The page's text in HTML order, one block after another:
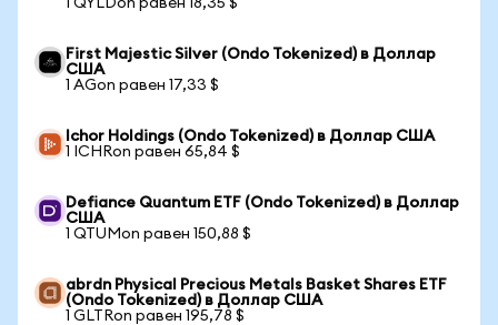
1 QYLDon равен 18,35 $
First Majestic Silver (Ondo Tokenized) в Доллар
США
1 AGon равен 17,33 $
Ichor Holdings (Ondo Tokenized) в Доллар США
1 ICHRon равен 65,84 $
Defiance Quantum ETF (Ondo Tokenized) в Доллар
США
1 QTUMon равен 150,88 $
abrdn Physical Precious Metals Basket Shares ETF
(Ondo Tokenized) в Доллар США
1 GLTRon равен 195,78 $